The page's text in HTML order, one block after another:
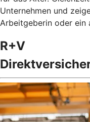
Unternehmen und
Arbeitgeberin oder
R+V